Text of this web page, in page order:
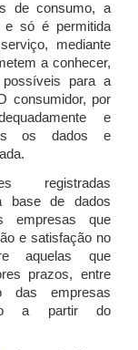
de consumo, a
e só é permitida
mediante
a conhecer,
para a
consumidor, por
e
os dados e
registradas
base de dados
empresas que
e satisfação no
aquelas que
prazos, entre
das empresas
a partir do